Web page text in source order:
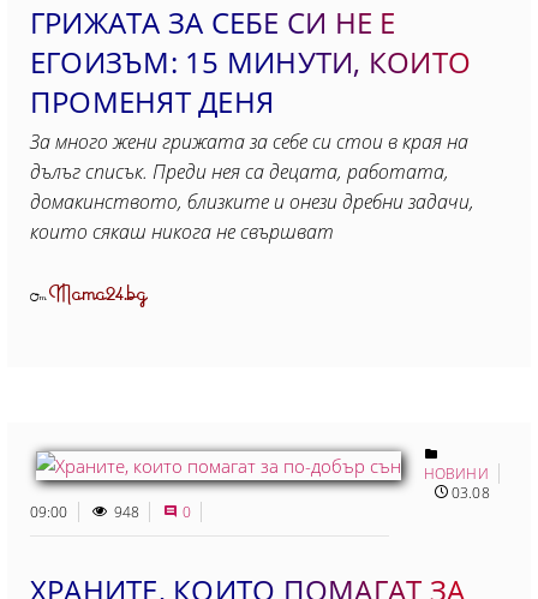
ГРИЖАТА ЗА СЕБЕ СИ НЕ Е
ЕГОИЗЪМ: 15 МИНУТИ, КОИТO
ПРОМЕНЯТ ДЕНЯ
За много жени грижата за себе си стои в края на
дълъг списък. Преди нея са децата, работата,
домакинството, близките и онези дребни задачи,
които сякаш никога не свършват
ОтMama24.bg
НОВИНИ
03.08
09:00
948 0
ХРАНИТЕ, КОИТО ПОМАГАТ ЗА